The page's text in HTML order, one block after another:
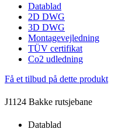
Datablad
2D DWG
3D DWG
Montagevejledning
TÜV certifikat
Co2 udledning
Få et tilbud på dette produkt
J1124 Bakke rutsjebane
Datablad